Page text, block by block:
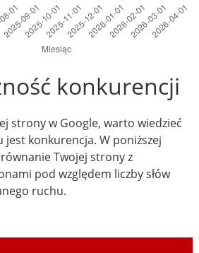
konkurencji
strony w Google, warto wiedzieć
jest konkurencja. W poniższej
Twojej strony z
pod względem liczby słów
ruchu.